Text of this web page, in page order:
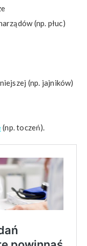
(np. płuc)
(np. jajników)
(np. toczeń).